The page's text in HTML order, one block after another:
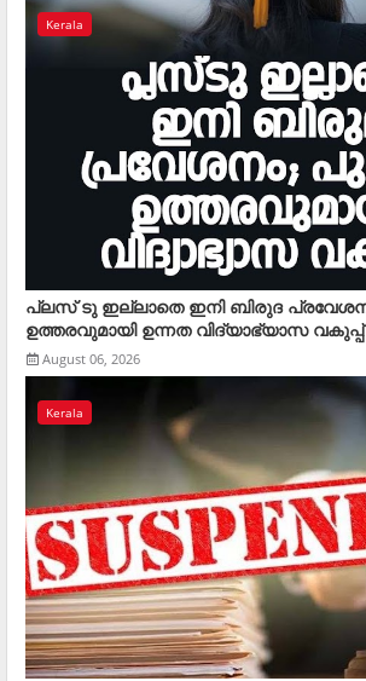
Kerala
പ്ലസ് ടു ഇല്ലാതെ ഇനി ബിരുദ
ഉത്തരവുമായി ഉന്നത വിദ്യാഭ്യാസ വകുപ്പ്
August 06, 2026
Kerala